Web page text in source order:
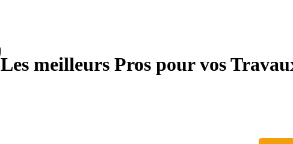
Les meilleurs Pros pour vos